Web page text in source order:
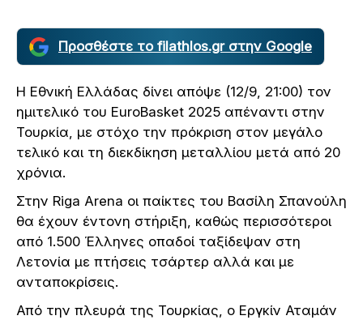
Προσθέστε το filathlos.gr στην Google
Η Εθνική Ελλάδας δίνει απόψε (12/9, 21:00) τον
ημιτελικό του EuroBasket 2025 απέναντι στην
Τουρκία, με στόχο την πρόκριση στον μεγάλο
τελικό και τη διεκδίκηση μεταλλίου μετά από 20
χρόνια.
Στην Riga Arena οι παίκτες του Βασίλη Σπανούλη
θα έχουν έντονη στήριξη, καθώς περισσότεροι
από 1.500 Έλληνες οπαδοί ταξίδεψαν στη
Λετονία με πτήσεις τσάρτερ αλλά και με
ανταποκρίσεις.
Από την πλευρά της Τουρκίας, ο Εργκίν Αταμάν